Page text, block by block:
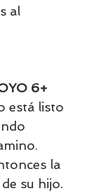
al
6+
está listo
la
su hijo.